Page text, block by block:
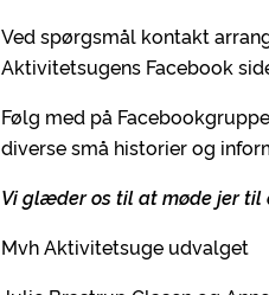
Ved spørgsmål kontakt
Aktivitetsugens Facebook
Følg med på
diverse små historier og
Vi glæder os til at møde jer til
Mvh Aktivitetsuge udvalget